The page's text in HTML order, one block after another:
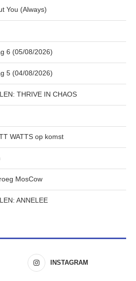
You (Always)
6 (05/08/2026)
5 (04/08/2026)
THRIVE IN CHAOS
WATTS op komst
MosCow
ANNELEE
INSTAGRAM